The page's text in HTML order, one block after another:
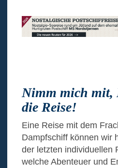
Nimm mich mit,
die Reise!
Eine Reise mit dem
Dampfschiff können wir
der letzten individuellen
welche Abenteuer und